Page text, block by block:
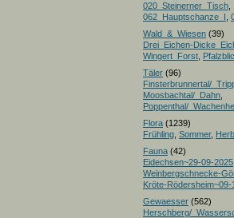
020_Steinerner_Tisch
062_Hauptschanze_I
Wald_&_Wiesen (39)
Drei_Eichen-
Wingert_Forst
Täler (96)
Finsterbrunnertal/
Moosbachtal/_Dahn
Poppenthal/
Flora (1239)
Frühling Sommer,
Fauna (42)
Eidechsen~29-09-2025
Weinbergschnecke-
Kröte-Rödersheim~09-
Gewaesser (562)
Herschberg/